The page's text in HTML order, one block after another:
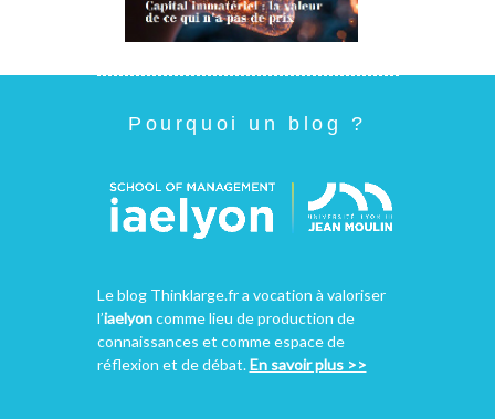
Pourquoi un blog ?
Le blog Thinklarge.fr a vocation à valoriser
l’iaelyoncomme lieu de production de
connaissances et comme espace de
réflexion et de débat.En savoir plus >>